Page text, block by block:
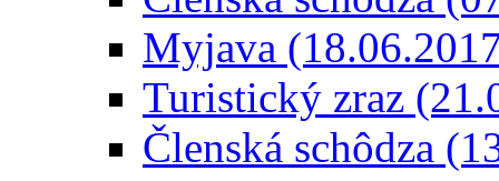
Myjava
Turistický zraz
Členská schôdza